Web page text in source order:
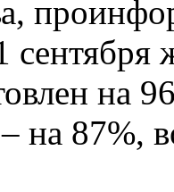
на
на 87%,